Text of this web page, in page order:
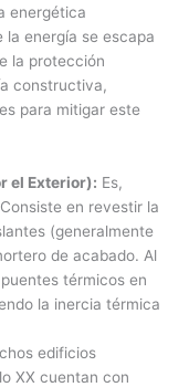
energética
la energía se escapa
la protección
constructiva,
para mitigar este
el Exterior): Es,
en revestir la
(generalmente
de acabado. Al
térmicos en
la inercia térmica
edificios
XX cuentan con